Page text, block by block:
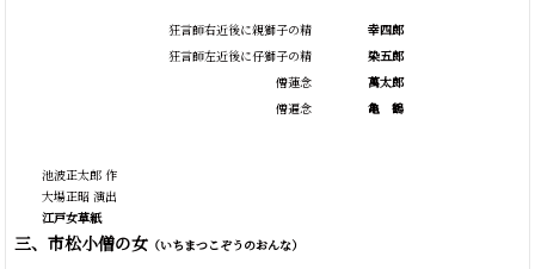
狂言師右近後に親獅子の精
狂言師左近後に仔獅子の精
僧蓮念
僧遍念
幸四郎
染五郎
萬太郎
亀
鶴
池波正太郎 作
大場正昭 演出
江戸女草紙
三、市松小僧の女（いちまつこぞうのおんな）